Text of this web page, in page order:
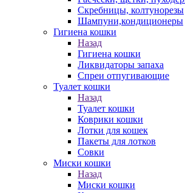
Скребницы, колтунорезы
Шампуни,кондиционеры
Гигиена кошки
Назад
Гигиена кошки
Ликвидаторы запаха
Спреи отпугивающие
Туалет кошки
Назад
Туалет кошки
Коврики кошки
Лотки для кошек
Пакеты для лотков
Совки
Миски кошки
Назад
Миски кошки